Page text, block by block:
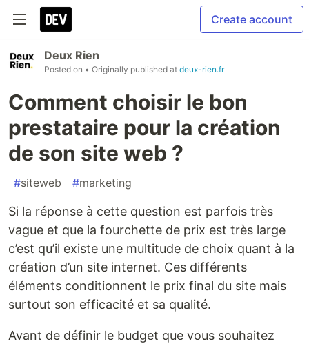
Create account
Deux Rien
Posted on • Originally published at deux-rien.fr
Comment choisir le bon
prestataire pour la création
de son site web ?
#siteweb #marketing
Si la réponse à cette question est parfois très
vague et que la fourchette de prix est très large
c’est qu’il existe une multitude de choix quant à la
création d’un site internet. Ces différents
éléments conditionnent le prix final du site mais
surtout son efficacité et sa qualité.
Avant de définir le budget que vous souhaitez